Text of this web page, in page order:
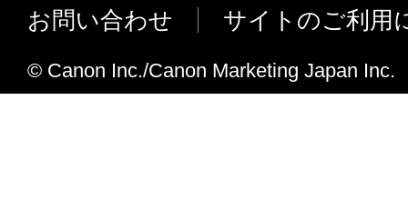
サポート OS に OS X Mountain Lion
お問い合わせ サイトのご利用
© Canon Inc./Canon Marketing Japan Inc.